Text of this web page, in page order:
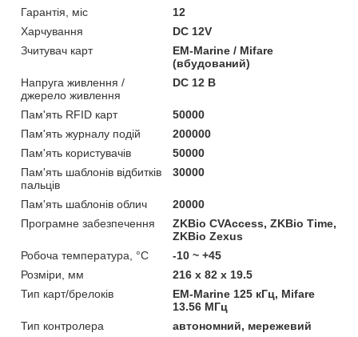
Гарантія, міс
12
Харчування
DC 12V
Зчитувач карт
EM-Marine / Mifare
(вбудований)
Напруга живлення /
джерело живлення
DC 12 В
Пам'ять RFID карт
50000
Пам'ять журналу подій
200000
Пам'ять користувачів
50000
Пам'ять шаблонів відбитків
пальців
30000
Пам'ять шаблонів облич
20000
Програмне забезпечення
ZKBio CVAccess, ZKBio Time,
ZKBio Zexus
Робоча температура, °C
-10 ~ +45
Розміри, мм
216 x 82 x 19.5
Тип карт/брелоків
EM-Marine 125 кГц, Mifare
13.56 МГц
Тип контролера
автономний, мережевий